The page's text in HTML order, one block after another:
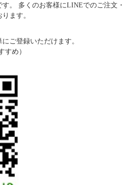
。 多くのお客様にLINEでのご注文・
ます。
ご登録いただけます。
すめ）